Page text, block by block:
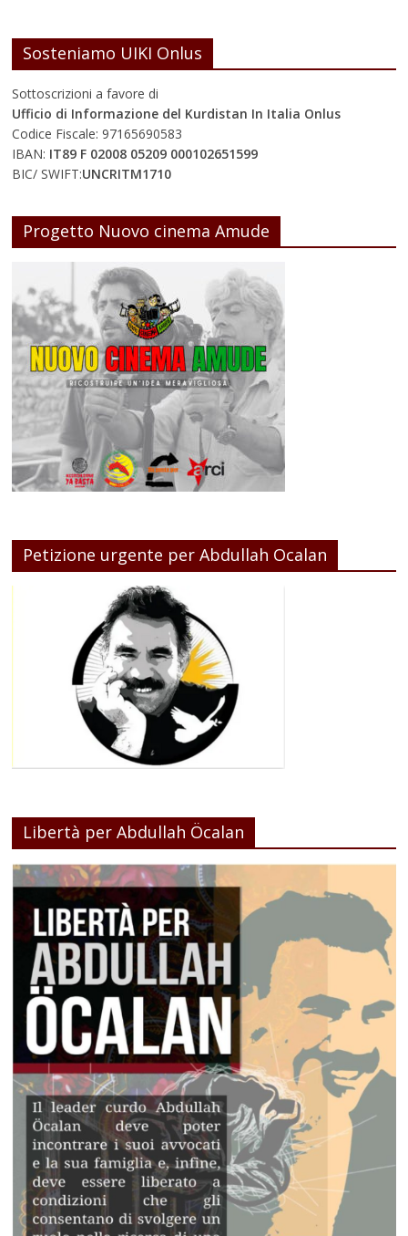
Sosteniamo UIKI Onlus
Sottoscrizioni a favore di
Ufficio di Informazione del Kurdistan In Italia Onlus
Codice Fiscale: 97165690583
IBAN: IT89 F 02008 05209 000102651599
BIC/ SWIFT:UNCRITM1710
Progetto Nuovo cinema Amude
Petizione urgente per Abdullah Ocalan
Libertà per Abdullah Öcalan